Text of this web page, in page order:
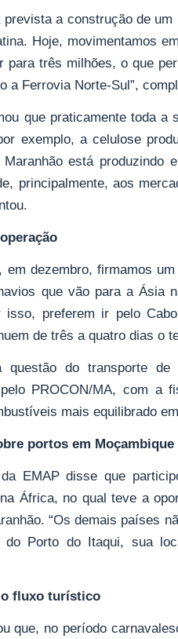
prevista a construção de
Hoje, movimentamos
para três milhões, o que
a Ferrovia Norte-Sul”,
que praticamente toda
exemplo, a celulose
Maranhão está
principalmente, aos
em dezembro, firmamos
que vão para a Ásia
isso, preferem ir pelo
de três a quatro dias o
questão do transporte de
PROCON/MA, com a
mais equilibrado
portos em Moçambique
EMAP disse que
África, no qual teve a
“Os demais países
Porto do Itaqui, sua
o fluxo turístico
que, no período